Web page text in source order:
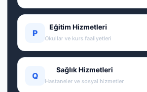
P
Eğitim Hizmetleri
Okullar ve kurs faaliyetleri
Q
Sağlık Hizmetleri
Hastaneler ve sosyal hizmetler